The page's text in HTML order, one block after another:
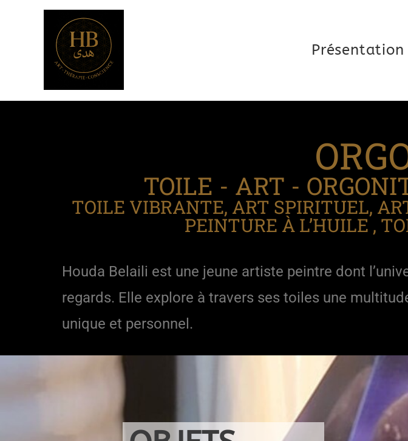
Présentation
TOILE - ART -
TOILE VIBRANTE, ART SPIRITUEL,
PEINTURE À L’HUILE ,
Houda Belaili est une jeune artiste peintre dont
regards. Elle explore à travers ses toiles une
unique et personnel.